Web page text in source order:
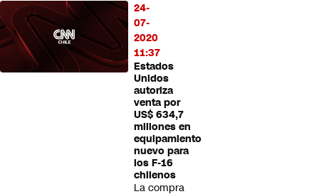
24-
07-
2020
11:37
Estados
Unidos
autoriza
venta por
US$ 634,7
millones en
equipamiento
nuevo para
los F-16
chilenos
La compra